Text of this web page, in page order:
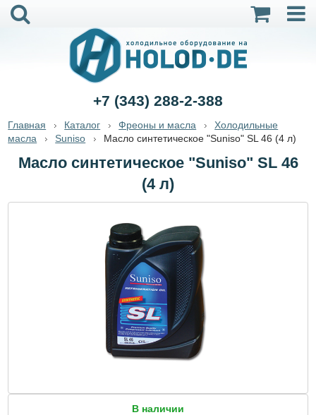
+7 (343) 288-2-388
Главная Каталог Фреоны и масла
Холодильные
масла
Suniso Масло синтетическое "Suniso" SL 46 (4 л)
Масло синтетическое "Suniso" SL 46
(4 л)
В наличии